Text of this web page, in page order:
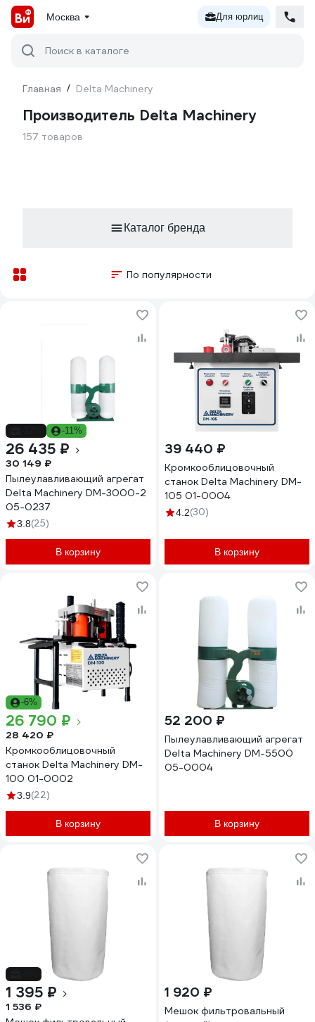
Москва Для юрлиц
Поиск в каталоге
Главная / Delta Machinery
Производитель Delta Machinery
157 товаров
Каталог бренда
По популярности
-11%
26 435 ₽
30 149 ₽
Пылеулавливающий агрегат
Delta Machinery DM-3000-2
05-0237
3.8(25)
В корзину
39 440 ₽
Кромкооблицовочный
станок Delta Machinery DM-
105 01-0004
4.2(30)
В корзину
-6%
26 790 ₽
28 420 ₽
Кромкооблицовочный
станок Delta Machinery DM-
100 01-0002
3.9(22)
В корзину
52 200 ₽
Пылеулавливающий агрегат
Delta Machinery DM-5500
05-0004
В корзину
1 395 ₽
1 536 ₽
1 920 ₽
Мешок фильтровальный